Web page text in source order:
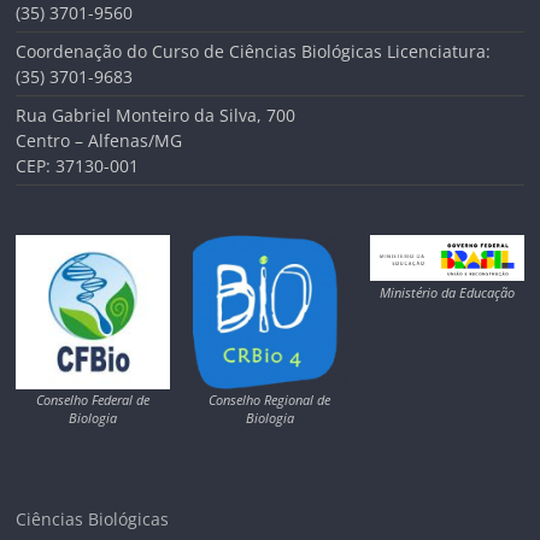
(35) 3701-9560
Coordenação do Curso de Ciências Biológicas Licenciatura:
(35) 3701-9683
Rua Gabriel Monteiro da Silva, 700
Centro – Alfenas/MG
CEP: 37130-001
Conselho Federal de
Biologia
Conselho Regional de
Biologia
Ministério da Educação
Ciências Biológicas